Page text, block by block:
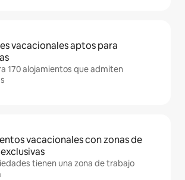
vacacionales aptos para
170 alojamientos que admiten
vacacionales con zonas de
tienen una zona de trabajo